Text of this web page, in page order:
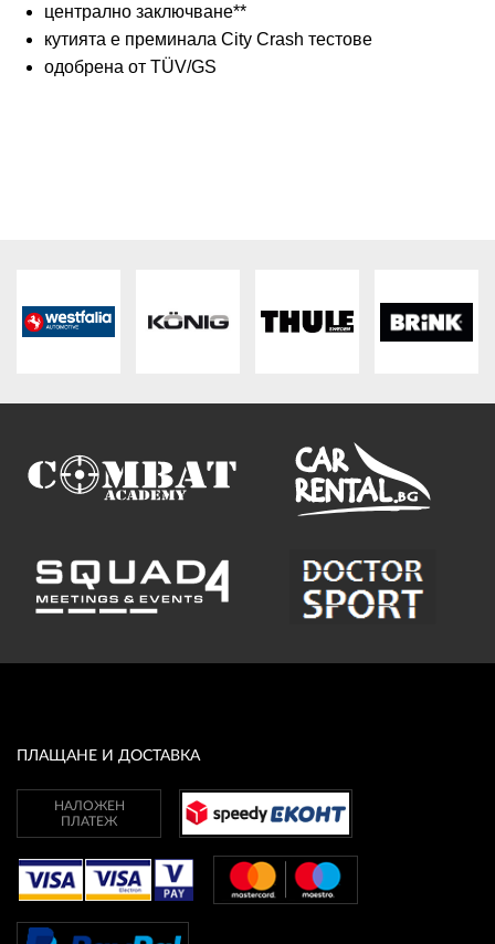
централно заключване**
кутията е преминала City Crash тестове
одобрена от TÜV/GS
ПЛАЩАНЕ И ДОСТАВКА
НАЛОЖЕН
ПЛАТЕЖ